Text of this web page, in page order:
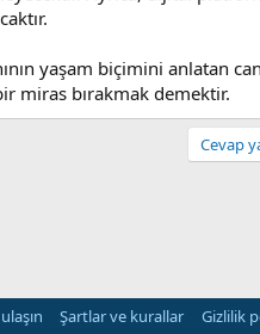
yaşam biçimini anlatan
miras bırakmak demektir.
Cevap
Şartlar ve kurallar Gizlilik